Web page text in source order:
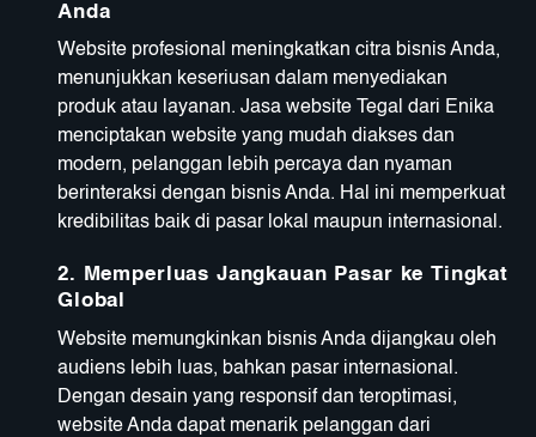
Anda
Website profesional meningkatkan citra bisnis Anda,
menunjukkan keseriusan dalam menyediakan
produk atau layanan. Jasa website Tegal dari Enika
menciptakan website yang mudah diakses dan
modern, pelanggan lebih percaya dan nyaman
berinteraksi dengan bisnis Anda. Hal ini memperkuat
kredibilitas baik di pasar lokal maupun internasional.
2.
Memperluas Jangkauan Pasar ke Tingkat
Global
Website memungkinkan bisnis Anda dijangkau oleh
audiens lebih luas, bahkan pasar internasional.
Dengan desain yang responsif dan teroptimasi,
website Anda dapat menarik pelanggan dari